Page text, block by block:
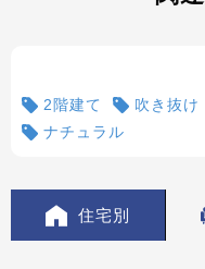
2階建て 吹き抜け
ナチュラル
住宅別